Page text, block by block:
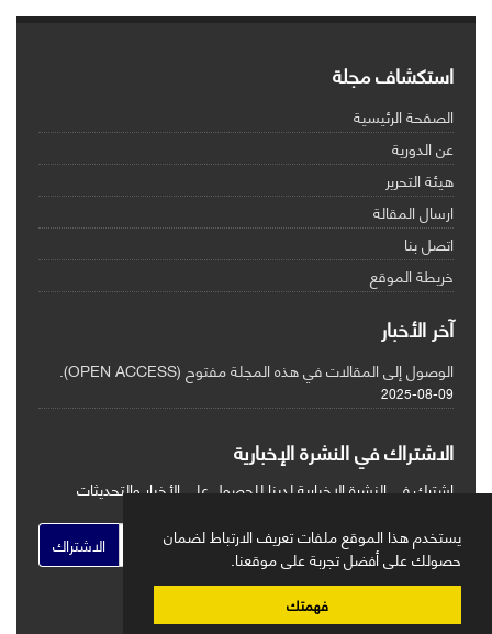
يستخدم هذا الموقع ملفات تعريف الارتباط لضمان
حصولك على أفضل تجربة على موقعنا.
فهمتك
استكشاف مجلة
الصفحة الرئيسية
عن الدورية
هيئة التحرير
ارسال المقالة
اتصل بنا
خريطة الموقع
آخر الأخبار
الوصول إلى المقالات في هذه المجلة مفتوح (OPEN ACCESS).
2025-08-09
الاشتراك في النشرة الإخبارية
اشترك في النشرة الإخبارية لدينا للحصول على الأخبار والتحديثات
الاشتراك